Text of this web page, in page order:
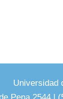
Universidad